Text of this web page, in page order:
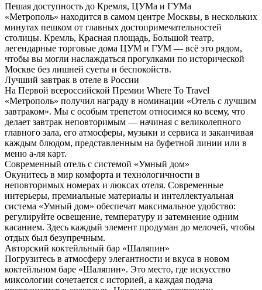
Пешая доступность до Кремля, ЦУМа и ГУМа
«Метрополь» находится в самом центре Москвы, в нескольких
минутах пешком от главных достопримечательностей
столицы. Кремль, Красная площадь, Большой театр,
легендарные торговые дома ЦУМ и ГУМ — всё это рядом,
чтобы вы могли наслаждаться прогулками по исторической
Москве без лишней суеты и беспокойств.
Лучший завтрак в отеле в России
На Первой всероссийской Премии Where To Travel
«Метрополь» получил награду в номинации «Отель с лучшим
завтраком». Мы с особым трепетом относимся ко всему, что
делает завтрак неповторимым — начиная с великолепного
главного зала, его атмосферы, музыки и сервиса и заканчивая
каждым блюдом, представленным на буфетной линии или в
меню а-ля карт.
Современный отель с системой «Умный дом»
Окунитесь в мир комфорта и технологичности в
неповторимых номерах и люксах отеля. Современные
интерьеры, премиальные материалы и интеллектуальная
система «Умный дом» обеспечат максимальное удобство:
регулируйте освещение, температуру и затемнение одним
касанием. Здесь каждый элемент продуман до мелочей, чтобы
отдых был безупречным.
Авторский коктейльный бар «Шаляпин»
Погрузитесь в атмосферу элегантности и вкуса в новом
коктейльном баре «Шаляпин». Это место, где искусство
миксологии сочетается с историей, а каждая подача